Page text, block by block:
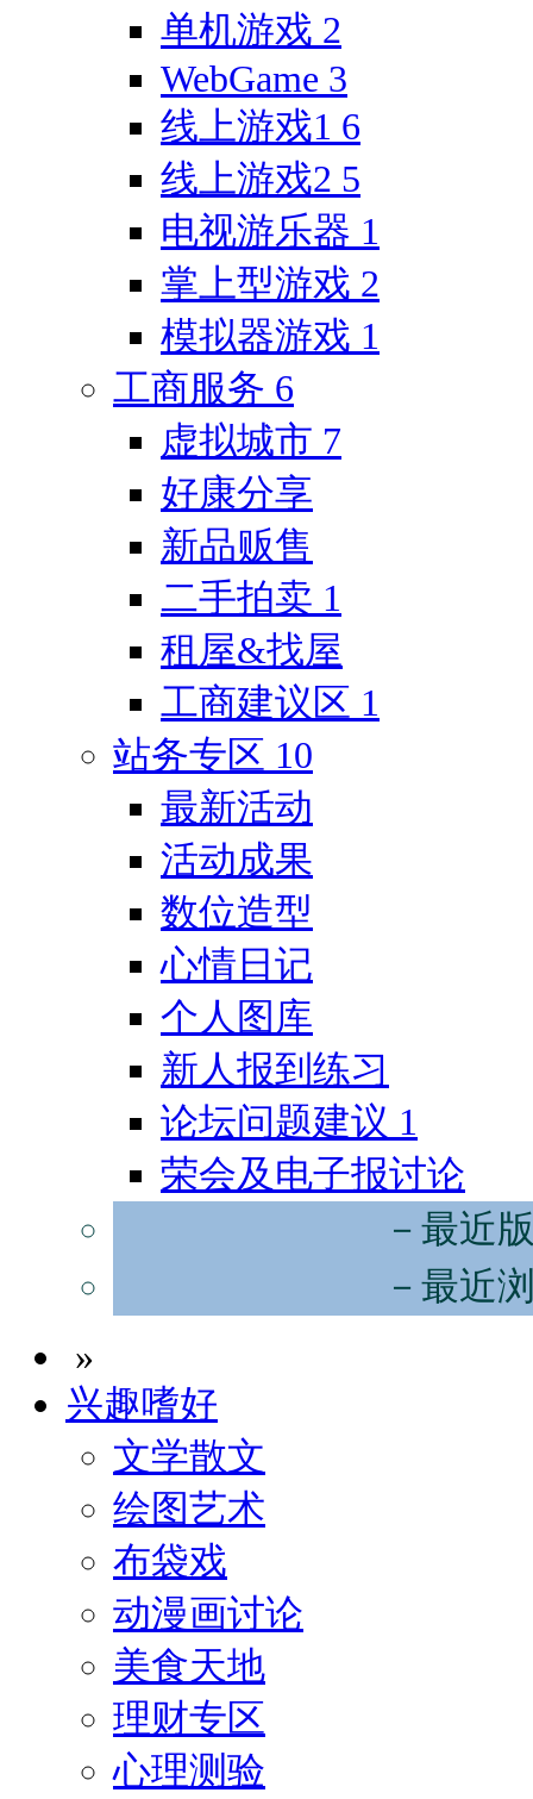
单机游戏 2
WebGame 3
线上游戏1 6
线上游戏2 5
电视游乐器 1
掌上型游戏 2
模拟器游戏 1
工商服务 6
虚拟城市 7
好康分享
新品贩售
二手拍卖 1
租屋&找屋
工商建议区 1
站务专区 10
最新活动
活动成果
数位造型
心情日记
个人图库
新人报到练习
论坛问题建议 1
荣会及电子报讨论
－最近
－最近
»
兴趣嗜好
文学散文
绘图艺术
布袋戏
动漫画讨论
美食天地
理财专区
心理测验